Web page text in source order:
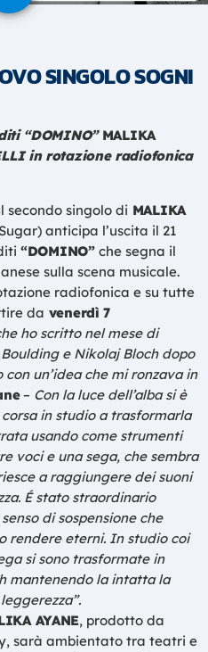
SINGOLO SOGNI
“DOMINO” MALIKA
in rotazione radiofonica
secondo singolo di MALIKA
anticipa l’uscita il 21
“DOMINO”che segna il
sulla scena musicale.
radiofonica e su tutte
da venerdì 7
ho scritto nel mese di
e Nikolaj Bloch dopo
un’idea che mi ronzava in
– Con la luce dell’alba si è
in studio a trasformarla
usando come strumenti
voci e una sega, che sembra
a raggiungere dei suoni
É stato straordinario
di sospensione che
rendere eterni. In studio coi
si sono trasformate in
mantenendo la intatta la
AYANE, prodotto da
sarà ambientato tra teatri e